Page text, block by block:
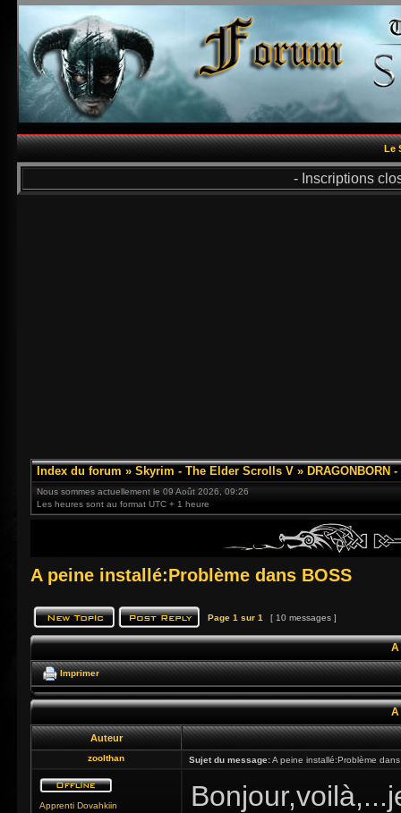
Le
- Inscriptions
Index du forum » Skyrim - The Elder Scrolls V » DRAGONBORN
Nous sommes actuellement le 09 Août 2026, 09:26
Les heures sont au format UTC + 1 heure
A peine installé:Problème dans BOSS
Page 1 sur 1 [ 10 messages ]
A
Imprimer
A
Auteur
zoolthan Sujet du message:A peine installé:Problème
Apprenti Dovahkiin